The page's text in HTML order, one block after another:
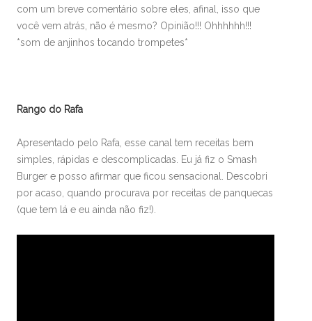
com um breve comentário sobre eles, afinal, isso que
você vem atrás, não é mesmo? Opinião!!! Ohhhhhh!!!
*som de anjinhos tocando trompetes*
Rango do Rafa
Apresentado pelo Rafa, esse canal tem receitas bem
simples, rápidas e descomplicadas. Eu já fiz o Smash
Burger e posso afirmar que ficou sensacional. Descobri
por acaso, quando procurava por receitas de panquecas
(que tem lá e eu ainda não fiz!).